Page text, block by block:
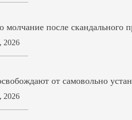
молчание после
2026
от самовольно
2026